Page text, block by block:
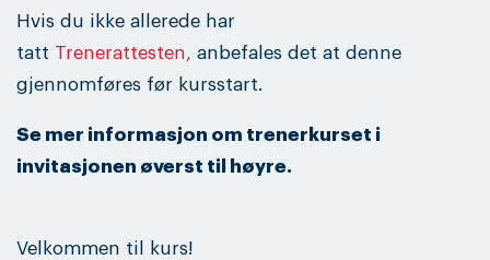
Hvis du ikke allerede har
tatt Trenerattesten, anbefales det at denne
gjennomføres før kursstart.
Se mer informasjon om trenerkurset i
invitasjonen øverst til høyre.
Velkommen til kurs!